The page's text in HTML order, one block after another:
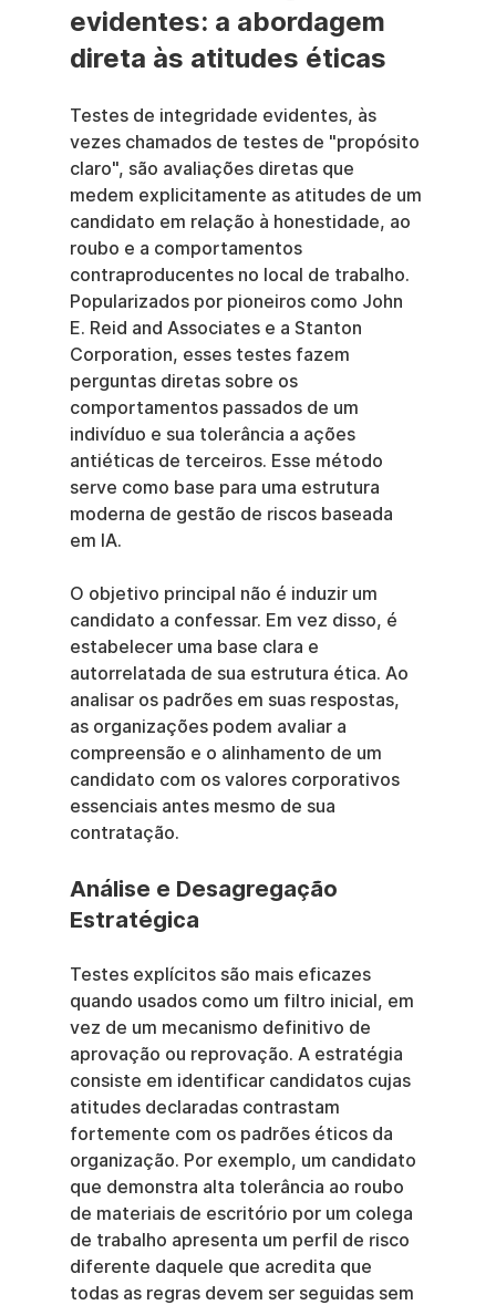
evidentes: a abordagem
direta às atitudes éticas
Testes de integridade evidentes, às
vezes chamados de testes de "propósito
claro", são avaliações diretas que
medem explicitamente as atitudes de um
candidato em relação à honestidade, ao
roubo e a comportamentos
contraproducentes no local de trabalho.
Popularizados por pioneiros como John
E. Reid and Associates e a Stanton
Corporation, esses testes fazem
perguntas diretas sobre os
comportamentos passados de um
indivíduo e sua tolerância a ações
antiéticas de terceiros. Esse método
serve como base para uma estrutura
moderna de gestão de riscos baseada
em IA.
O objetivo principal não é induzir um
candidato a confessar. Em vez disso, é
estabelecer uma base clara e
autorrelatada de sua estrutura ética. Ao
analisar os padrões em suas respostas,
as organizações podem avaliar a
compreensão e o alinhamento de um
candidato com os valores corporativos
essenciais antes mesmo de sua
contratação.
Análise e Desagregação
Estratégica
Testes explícitos são mais eficazes
quando usados como um filtro inicial, em
vez de um mecanismo definitivo de
aprovação ou reprovação. A estratégia
consiste em identificar candidatos cujas
atitudes declaradas contrastam
fortemente com os padrões éticos da
organização. Por exemplo, um candidato
que demonstra alta tolerância ao roubo
de materiais de escritório por um colega
de trabalho apresenta um perfil de risco
diferente daquele que acredita que
todas as regras devem ser seguidas sem